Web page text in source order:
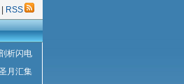
RSS
析闪电
月汇集